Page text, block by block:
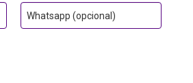
Whatsapp (opcional)